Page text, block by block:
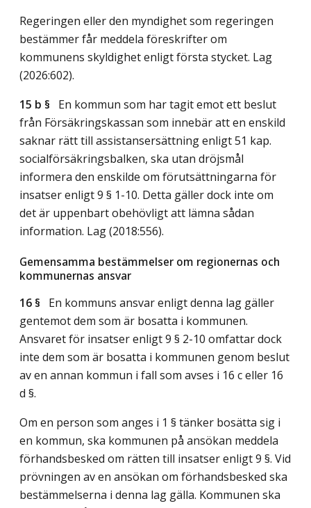
Regeringen eller den myndighet som regeringen
bestämmer får meddela föreskrifter om
kommunens skyldighet enligt första stycket. Lag
(2026:602).
15 b § En kommun som har tagit emot ett beslut
från Försäkringskassan som innebär att en enskild
saknar rätt till assistansersättning enligt 51 kap.
socialförsäkringsbalken, ska utan dröjsmål
informera den enskilde om förutsättningarna för
insatser enligt 9 § 1-10. Detta gäller dock inte om
det är uppenbart obehövligt att lämna sådan
information. Lag (2018:556).
Gemensamma bestämmelser om regionernas och
kommunernas ansvar
16 § En kommuns ansvar enligt denna lag gäller
gentemot dem som är bosatta i kommunen.
Ansvaret för insatser enligt 9 § 2-10 omfattar dock
inte dem som är bosatta i kommunen genom beslut
av en annan kommun i fall som avses i 16 c eller 16
d §.
Om en person som anges i 1 § tänker bosätta sig i
en kommun, ska kommunen på ansökan meddela
förhandsbesked om rätten till insatser enligt 9 §. Vid
prövningen av en ansökan om förhandsbesked ska
bestämmelserna i denna lag gälla. Kommunen ska